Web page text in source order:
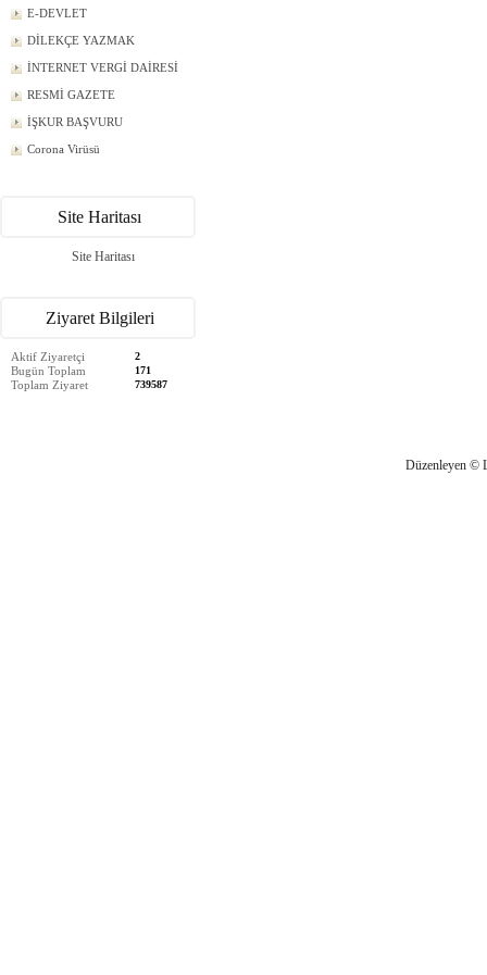
E-DEVLET
DİLEKÇE YAZMAK
İNTERNET VERGİ DAİRESİ
RESMİ GAZETE
İŞKUR BAŞVURU
Corona Virüsü
Site Haritası
Site Haritası
Ziyaret Bilgileri
Aktif Ziyaretçi 2
Bugün Toplam 171
Toplam Ziyaret 739587
Düzenleyen ©